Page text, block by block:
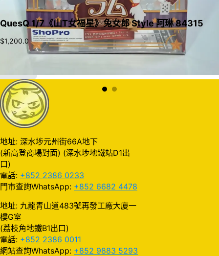
QuesQ 1/7《山T女福星》兔女郎 Style 阿琳 84315
$1,200.0
地址: 深水埗元州街66A地下
(新高登商場對面) (深水埗地鐵站D1出
口)
電話: +852 2386 0233
門市查詢WhatsApp: +852 6682 4478
地址: 九龍青山道483號再發工廠大廈一
樓G室
(荔枝角地鐵B1出口)
電話: +852 2386 0011
網站查詢WhatsApp: +852 9883 5293